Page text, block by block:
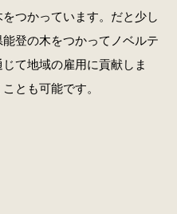
つかっています。だと少し
登の木をつかってノベルテ
て地域の雇用に貢献しま
とも可能です。